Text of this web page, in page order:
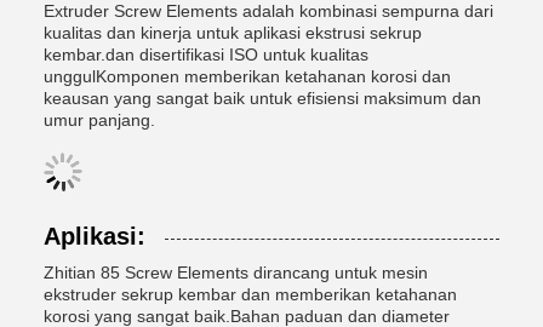
Extruder Screw Elements adalah kombinasi sempurna dari
kualitas dan kinerja untuk aplikasi ekstrusi sekrup
kembar.dan disertifikasi ISO untuk kualitas
unggulKomponen memberikan ketahanan korosi dan
keausan yang sangat baik untuk efisiensi maksimum dan
umur panjang.
Aplikasi:
Zhitian 85 Screw Elements dirancang untuk mesin
ekstruder sekrup kembar dan memberikan ketahanan
korosi yang sangat baik.Bahan paduan dan diameter